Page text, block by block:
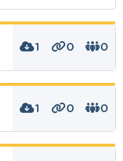
1 0 0
1 0 0